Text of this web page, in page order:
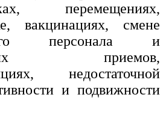
перемещениях,
вакцинациях, смене
персонала и
приемов,
недостаточной
и подвижности